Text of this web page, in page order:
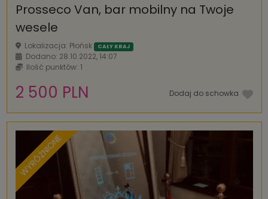
Prosseco Van, bar mobilny na Twoje
wesele
Lokalizacja: Płońsk CAŁY KRAJ
Dodano: 28.10.2022, 14:07
Ilość punktów: 1
2 500 PLN Dodaj do schowka
WYRÓŻNIONE